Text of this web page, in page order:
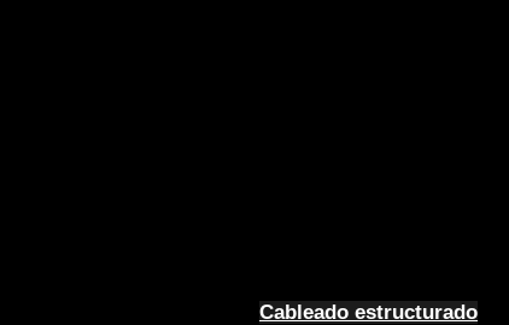
Cableado estructurado